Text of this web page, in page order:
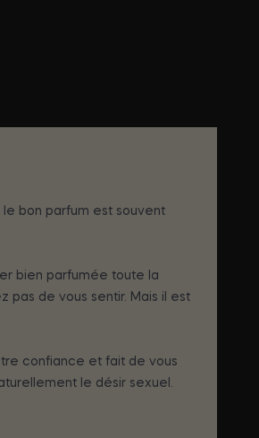
le bon parfum est souvent
bien parfumée toute la
pas de vous sentir. Mais il est
confiance et fait de vous
le désir sexuel.